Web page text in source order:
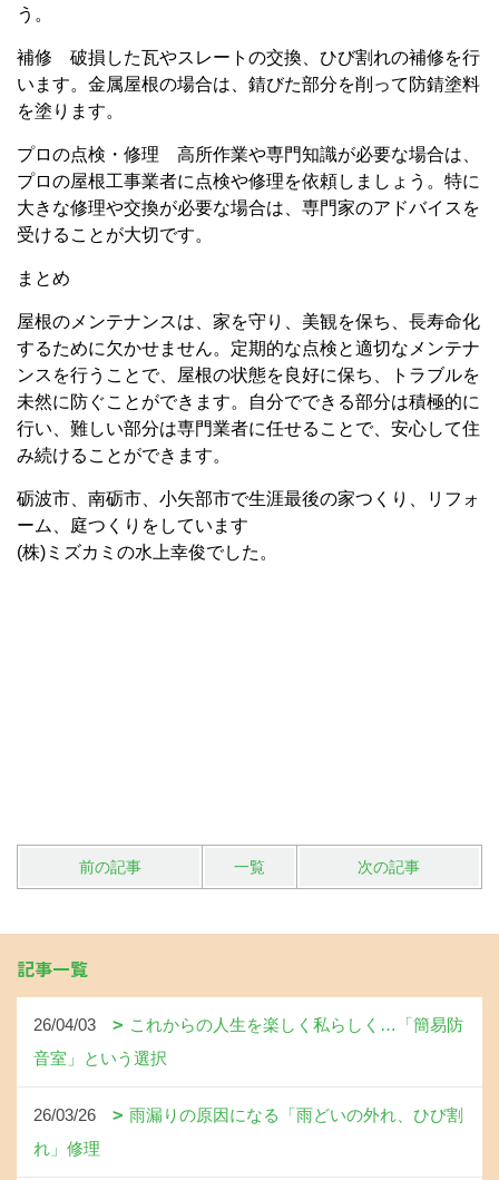
う。
補修 破損した瓦やスレートの交換、ひび割れの補修を行
います。金属屋根の場合は、錆びた部分を削って防錆塗料
を塗ります。
プロの点検・修理 高所作業や専門知識が必要な場合は、
プロの屋根工事業者に点検や修理を依頼しましょう。特に
大きな修理や交換が必要な場合は、専門家のアドバイスを
受けることが大切です。
まとめ
屋根のメンテナンスは、家を守り、美観を保ち、長寿命化
するために欠かせません。定期的な点検と適切なメンテナ
ンスを行うことで、屋根の状態を良好に保ち、トラブルを
未然に防ぐことができます。自分でできる部分は積極的に
行い、難しい部分は専門業者に任せることで、安心して住
み続けることができます。
砺波市、南砺市、小矢部市で生涯最後の家つくり、リフォ
ーム、庭つくりをしています
(株)ミズカミの水上幸俊でした。
前の記事 一覧 次の記事
記事一覧
26/04/03
これからの人生を楽しく私らしく…「簡易防
音室」という選択
26/03/26
雨漏りの原因になる「雨どいの外れ、ひび割
れ」修理